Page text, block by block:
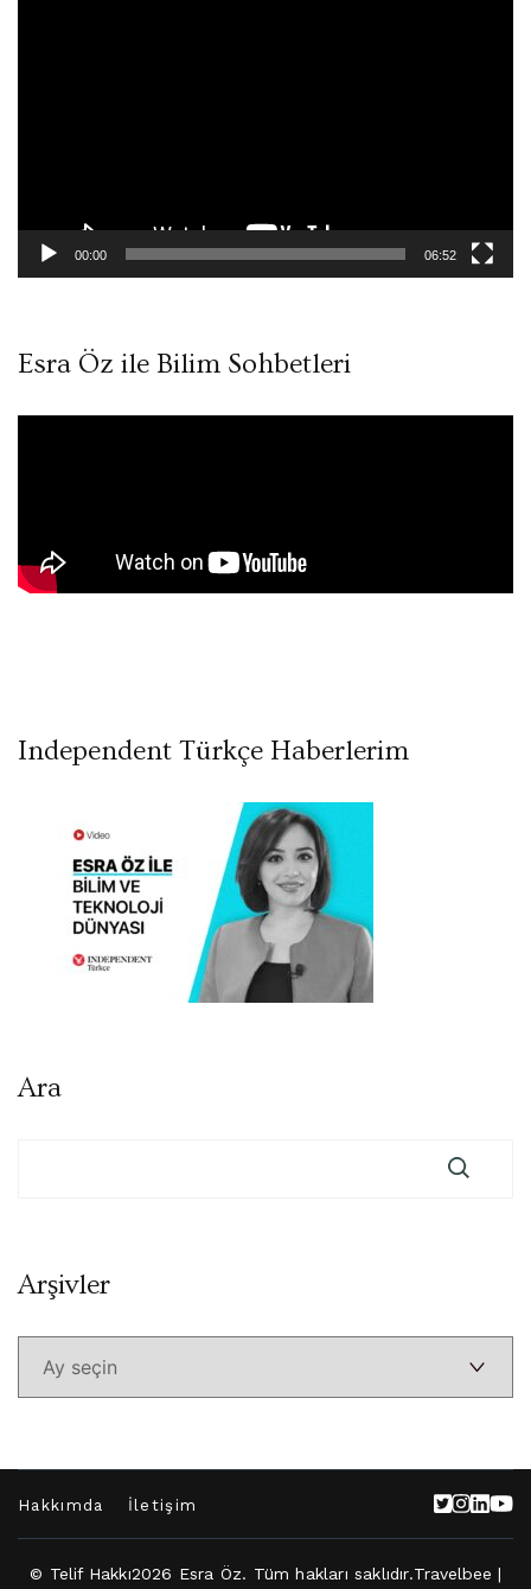
00:00 06:52
Esra Öz ile Bilim Sohbetleri
Independent Türkçe Haberlerim
Ara
ArşivlerArşivler
Hakkımda İletişim
© Telif Hakkı2026 Esra Öz. Tüm hakları saklıdır.Travelbee |